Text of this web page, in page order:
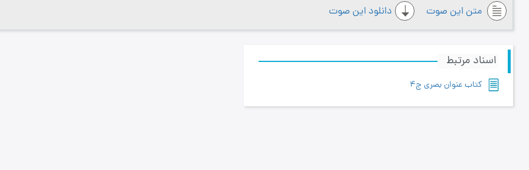
متن این صوت دانلود این صوت
اسناد مرتبط
کتاب عنوان بصری ج4